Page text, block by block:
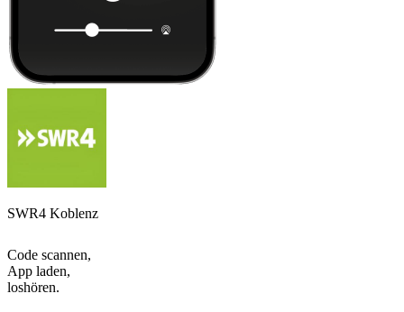
SWR4 Koblenz
Code scannen,
App laden,
loshören.